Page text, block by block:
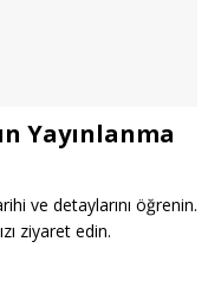
Yayınlanma
ve detaylarını öğrenin.
ziyaret edin.